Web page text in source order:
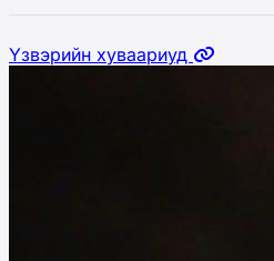
Үзвэрийн хуваариуд